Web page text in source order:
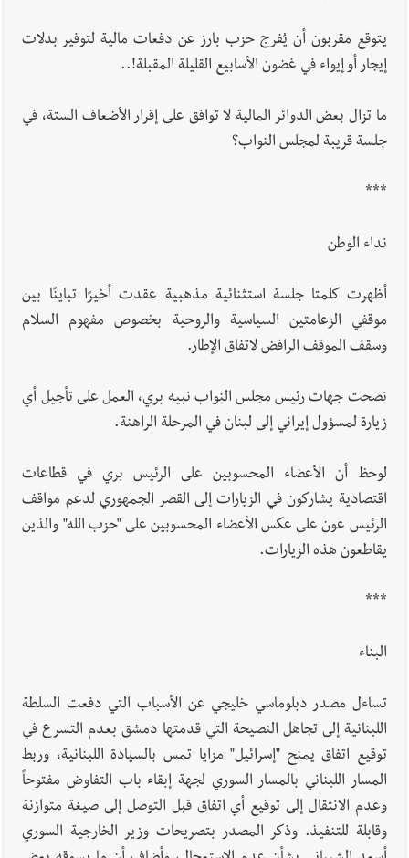
يتوقع مقربون أن يُفرج حزب بارز عن دفعات مالية لتوفير بدلات
إيجار أو إيواء في غضون الأسابيع القليلة المقبلة!..
ما تزال بعض الدوائر المالية لا توافق على إقرار الأضعاف الستة، في
جلسة قريبة لمجلس النواب؟
***
نداء الوطن
أظهرت كلمتا جلسة استثنائية مذهبية عقدت أخيرًا تباينًا بين
موقفي الزعامتين السياسية والروحية بخصوص مفهوم السلام
وسقف الموقف الرافض لاتفاق الإطار.
نصحت جهات رئيس مجلس النواب نبيه بري، العمل على تأجيل أي
زيارة لمسؤول إيراني إلى لبنان في المرحلة الراهنة.
لوحظ أن الأعضاء المحسوبين على الرئيس بري في قطاعات
اقتصادية يشاركون في الزيارات إلى القصر الجمهوري لدعم مواقف
الرئيس عون على عكس الأعضاء المحسوبين على "حزب الله" والذين
يقاطعون هذه الزيارات.
***
البناء
تساءل مصدر دبلوماسي خليجي عن الأسباب التي دفعت السلطة
اللبنانية إلى تجاهل النصيحة التي قدمتها دمشق بعدم التسرع في
توقيع اتفاق يمنح "إسرائيل" مزايا تمس بالسيادة اللبنانية، وربط
المسار اللبناني بالمسار السوري لجهة إبقاء باب التفاوض مفتوحاً
وعدم الانتقال إلى توقيع أي اتفاق قبل التوصل إلى صيغة متوازنة
وقابلة للتنفيذ. وذكر المصدر بتصريحات وزير الخارجية السوري